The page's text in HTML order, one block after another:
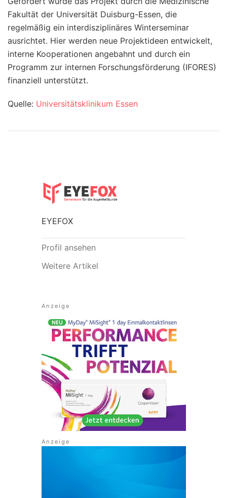
Fakultät der Universität Duisburg-Essen, die
regelmäßig ein interdisziplinäres Winterseminar
ausrichtet. Hier werden neue Projektideen entwickelt,
interne Kooperationen angebahnt und durch ein
Programm zur internen Forschungsförderung (IFORES)
finanziell unterstützt.
Quelle: Universitätsklinikum Essen
EYEFOX
Profil ansehen
Weitere Artikel